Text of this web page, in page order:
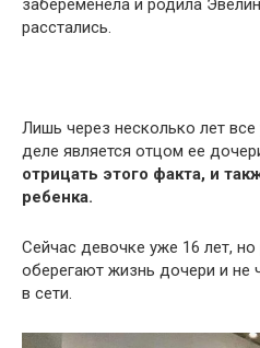
забеременела и родила
расстались.
Лишь через несколько лет
деле является отцом ее
отрицать этого факта, и
ребенка.
Сейчас девочке уже 16 лет,
оберегают жизнь дочери и не
в сети.